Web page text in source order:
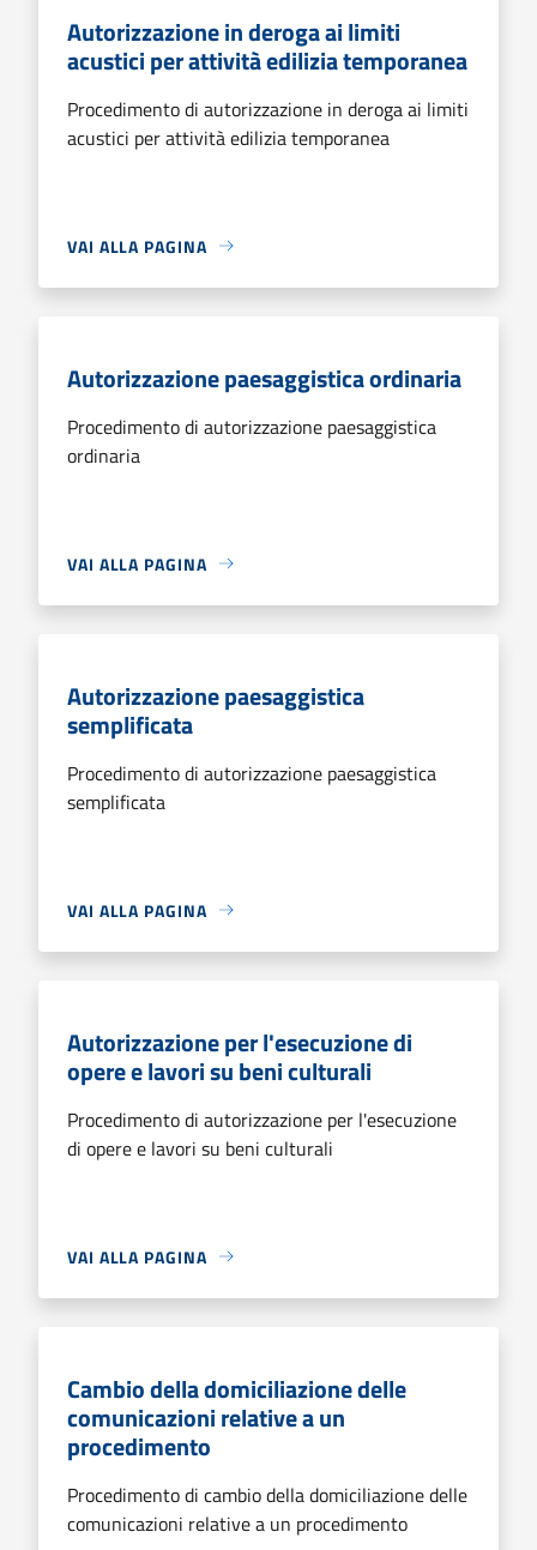
Autorizzazione in deroga ai limiti
acustici per attività edilizia temporanea
Procedimento di autorizzazione in deroga ai limiti
acustici per attività edilizia temporanea
VAI ALLA PAGINA
Autorizzazione paesaggistica ordinaria
Procedimento di autorizzazione paesaggistica
ordinaria
VAI ALLA PAGINA
Autorizzazione paesaggistica
semplificata
Procedimento di autorizzazione paesaggistica
semplificata
VAI ALLA PAGINA
Autorizzazione per l'esecuzione di
opere e lavori su beni culturali
Procedimento di autorizzazione per l'esecuzione
di opere e lavori su beni culturali
VAI ALLA PAGINA
Cambio della domiciliazione delle
comunicazioni relative a un
procedimento
Procedimento di cambio della domiciliazione delle
comunicazioni relative a un procedimento